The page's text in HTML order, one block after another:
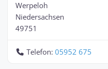
Werpeloh
Niedersachsen
49751
Telefon: 05952 675